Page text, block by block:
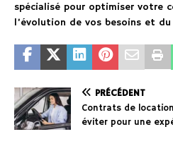
spécialisé pour optimiser votre
l’évolution de vos besoins et
PRÉCÉDENT
Contrats de
éviter pour une